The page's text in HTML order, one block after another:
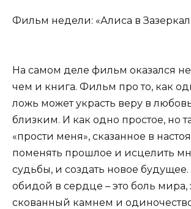
Фильм недели: «Алиса в
На самом деле фильм оказался
чем и книга. Фильм про то, как
ложь может украсть веру в
близким. И как одно простое, но
«прости меня», сказанное в
поменять прошлое и исцелить
судьбы, и создать новое
обидой в сердце – это боль мира,
скованный камнем и